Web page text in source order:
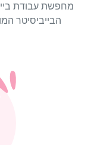
מחפשת עבודת
הבייביסיטר